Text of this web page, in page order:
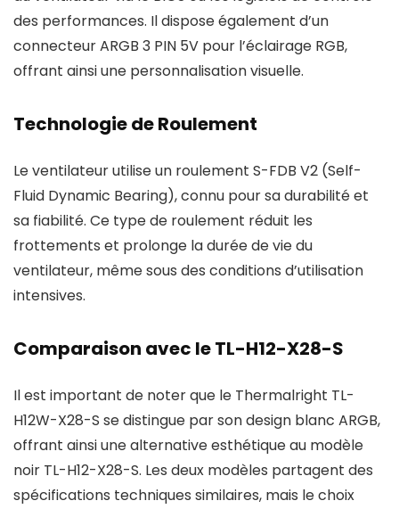
des performances. Il dispose également d’un
connecteur ARGB 3 PIN 5V pour l’éclairage RGB,
offrant ainsi une personnalisation visuelle.
Technologie de Roulement
Le ventilateur utilise un roulement S-FDB V2 (Self-
Fluid Dynamic Bearing), connu pour sa durabilité et
sa fiabilité. Ce type de roulement réduit les
frottements et prolonge la durée de vie du
ventilateur, même sous des conditions d’utilisation
intensives.
Comparaison avec le TL-H12-X28-S
Il est important de noter que le Thermalright TL-
H12W-X28-S se distingue par son design blanc ARGB,
offrant ainsi une alternative esthétique au modèle
noir TL-H12-X28-S. Les deux modèles partagent des
spécifications techniques similaires, mais le choix